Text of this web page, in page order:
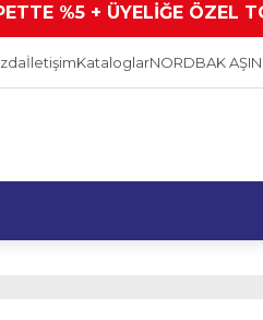
%5 + ÜYELİĞE ÖZEL
İletişimKataloglarNORDBAK